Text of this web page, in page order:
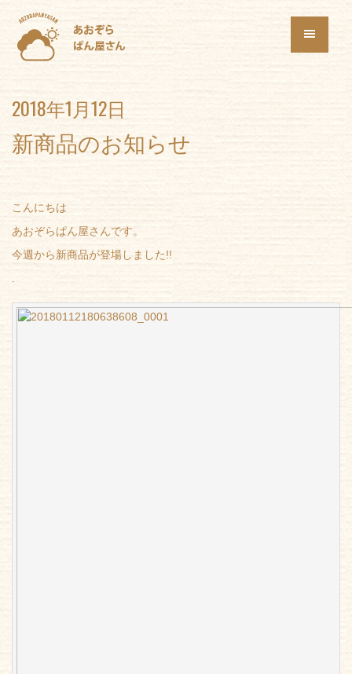
2018年1月12日
新商品のお知らせ
こんにちは
あおぞらぱん屋さんです。
今週から新商品が登場しました!!